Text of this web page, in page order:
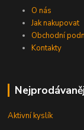
O nás
Jak nakupovat
Obchodní
Kontakty
Aktivní kyslík